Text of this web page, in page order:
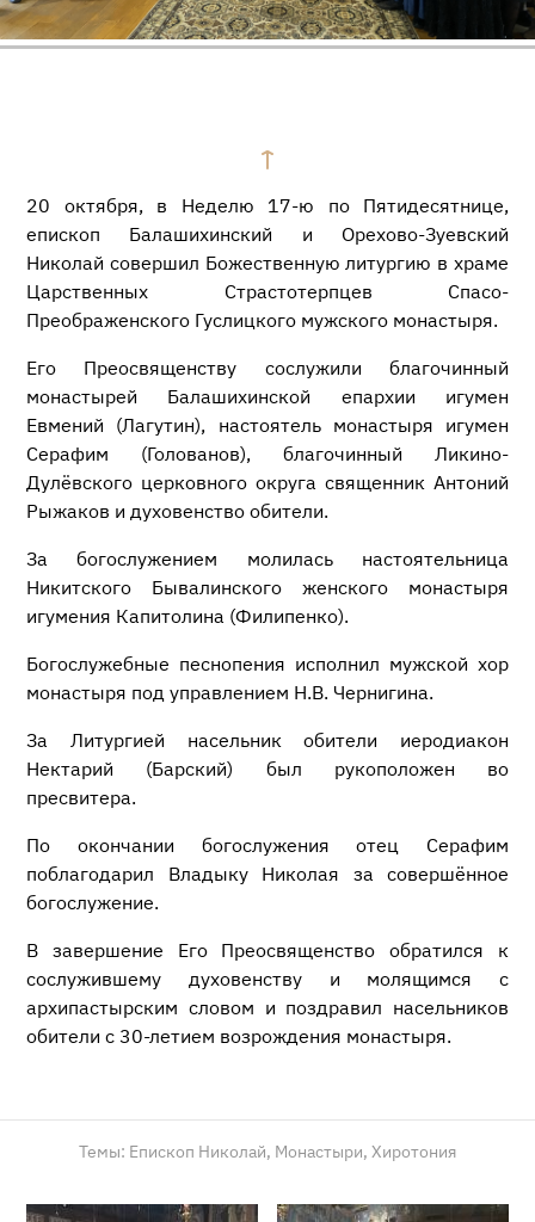
20 октября, в Неделю 17-ю по Пятидесятнице,
епископ Балашихинский и Орехово-Зуевский
Николай совершил Божественную литургию в храме
Царственных Страстотерпцев Спасо-
Преображенского Гуслицкого мужского монастыря.
Его Преосвященству сослужили благочинный
монастырей Балашихинской епархии игумен
Евмений (Лагутин), настоятель монастыря игумен
Серафим (Голованов), благочинный Ликино-
Дулёвского церковного округа священник Антоний
Рыжаков и духовенство обители.
За богослужением молилась настоятельница
Никитского Бывалинского женского монастыря
игумения Капитолина (Филипенко).
Богослужебные песнопения исполнил мужской хор
монастыря под управлением Н.В. Чернигина.
За Литургией насельник обители иеродиакон
Нектарий (Барский) был рукоположен во
пресвитера.
По окончании богослужения отец Серафим
поблагодарил Владыку Николая за совершённое
богослужение.
В завершение Его Преосвященство обратился к
сослужившему духовенству и молящимся с
архипастырским словом и поздравил насельников
обители с 30-летием возрождения монастыря.
Темы: Епископ Николай, Монастыри, Хиротония